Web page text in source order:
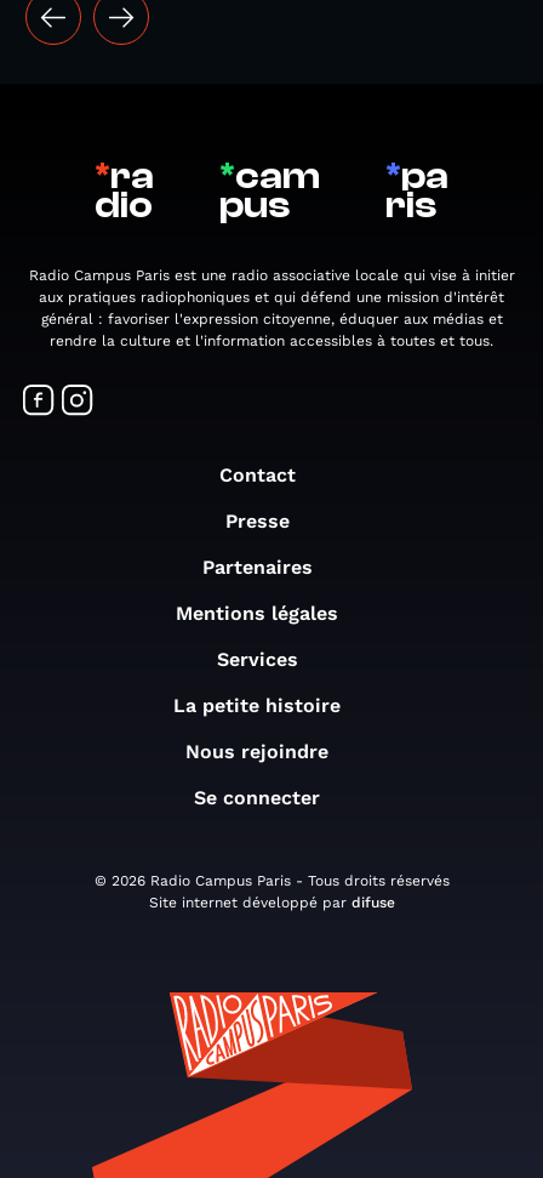
*ra
dio
*cam
pus
*pa
ris
Radio Campus Paris est une radio associative locale qui vise à initier
aux pratiques radiophoniques et qui défend une mission d'intérêt
général : favoriser l'expression citoyenne, éduquer aux médias et
rendre la culture et l'information accessibles à toutes et tous.
Contact
Presse
Partenaires
Mentions légales
Services
La petite histoire
Nous rejoindre
Se connecter
© 2026 Radio Campus Paris - Tous droits réservés
Site internet développé par difuse